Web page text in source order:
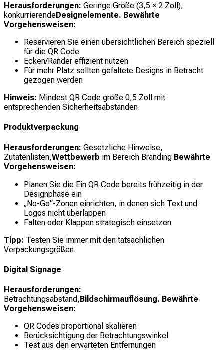
Herausforderungen: Geringe Größe (3,5 × 2 Zoll),
konkurrierendeDesignelemente. Bewährte
Vorgehensweisen:
Reservieren Sie einen übersichtlichen Bereich speziell
für die QR Code
Ecken/Ränder effizient nutzen
Für mehr Platz sollten gefaltete Designs in Betracht
gezogen werden
Hinweis: Mindest QR Code größe 0,5 Zoll mit
entsprechenden Sicherheitsabständen.
Produktverpackung
Herausforderungen: Gesetzliche Hinweise,
Zutatenlisten,Wettbewerb im Bereich Branding.Bewährte
Vorgehensweisen:
Planen Sie die Ein QR Code bereits frühzeitig in der
Designphase ein
„No-Go“-Zonen einrichten, in denen sich Text und
Logos nicht überlappen
Falten oder Klappen strategisch einsetzen
Tipp: Testen Sie immer mit den tatsächlichen
Verpackungsgrößen.
Digital Signage
Herausforderungen:
Betrachtungsabstand,Bildschirmauflösung. Bewährte
Vorgehensweisen:
QR Codes proportional skalieren
Berücksichtigung der Betrachtungswinkel
Test aus den erwarteten Entfernungen